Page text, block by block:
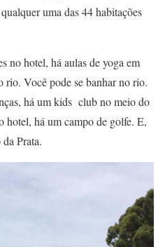
uma das 44 habitações
no hotel, há aulas de yoga em
rio. Você pode se banhar no rio.
há um kids club no meio do
hotel, há um campo de golfe. E,
Prata.